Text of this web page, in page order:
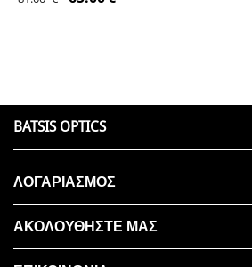
BATSIS OPTICS
ΛΟΓΑΡΙΑΣΜΟΣ
ΑΚΟΛΟΥΘΗΣΤΕ ΜΑΣ